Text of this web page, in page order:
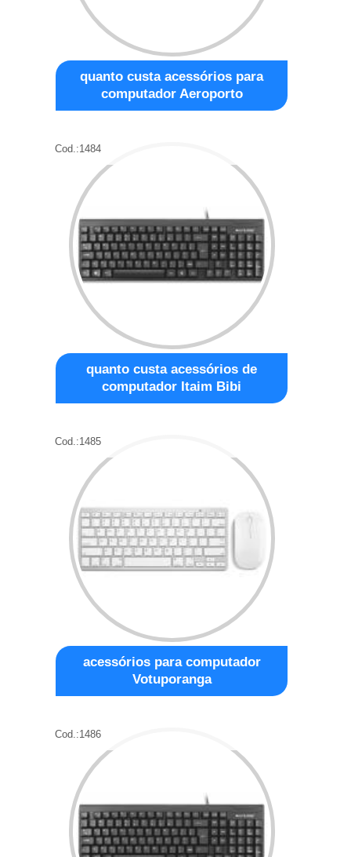
quanto custa acessórios para
computador Aeroporto
Cod.:1484
quanto custa acessórios de
computador Itaim Bibi
Cod.:1485
acessórios para computador
Votuporanga
Cod.:1486